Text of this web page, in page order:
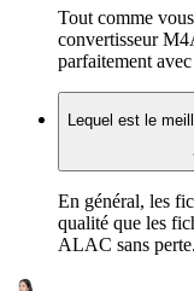
Tout comme
convertisseur
parfaitement
Lequel est le
En général, les
qualité que les
ALAC sans perte.